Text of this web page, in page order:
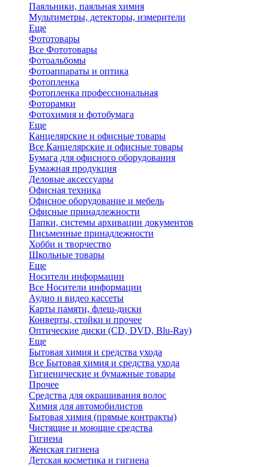
Паяльники, паяльная химия
Мультиметры, детекторы, измерители
Еще
Фототовары
Все Фототовары
Фотоальбомы
Фотоаппараты и оптика
Фотопленка
Фотопленка профессиональная
Фоторамки
Фотохимия и фотобумага
Еще
Канцелярские и офисные товары
Все Канцелярские и офисные товары
Бумага для офисного оборудования
Бумажная продукция
Деловые аксессуары
Офисная техника
Офисное оборудование и мебель
Офисные принадлежности
Папки, системы архивации документов
Письменные принадлежности
Хобби и творчество
Школьные товары
Еще
Носители информации
Все Носители информации
Аудио и видео кассеты
Карты памяти, флеш-диски
Конверты, стойки и прочее
Оптические диски (CD, DVD, Blu-Ray)
Еще
Бытовая химия и средства ухода
Все Бытовая химия и средства ухода
Гигиенические и бумажные товары
Прочее
Средства для окрашивания волос
Химия для автомобилистов
Бытовая химия (прямые контракты)
Чистящие и моющие средства
Гигиена
Женская гигиена
Детская косметика и гигиена